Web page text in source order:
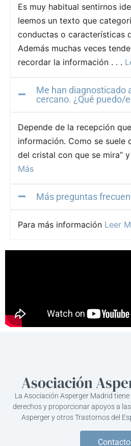
Es muy habitual sentirnos
leemos un texto que
conductas o características
Además muchas veces
recordar la información . . .
Me han diagnosticado
cercano. ¿Qué puedo/
Depende de la recepción
información. Como se suele
del cristal con que se mira”
Más
Más preguntas
Para más información Leer
Asociación
La Asociación Asperger Madrid
derechos y proporcionar apoyos a
Asperger y otros Trastornos del
Contacto